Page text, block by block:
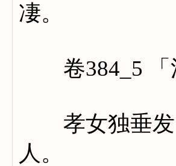
凄。
卷384_5 「
孝女独垂发
人。